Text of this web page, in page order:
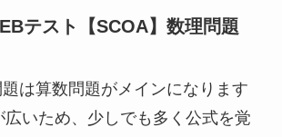
テスト【SCOA】数理問題
は算数問題がメインになります
広いため、少しでも多く公式を覚